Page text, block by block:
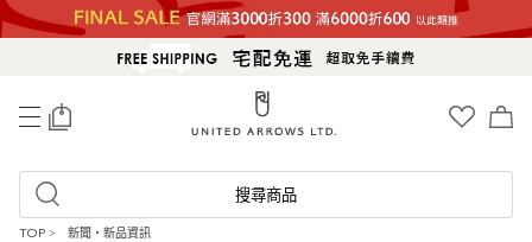
搜尋商品
TOP > 新聞・新品資訊